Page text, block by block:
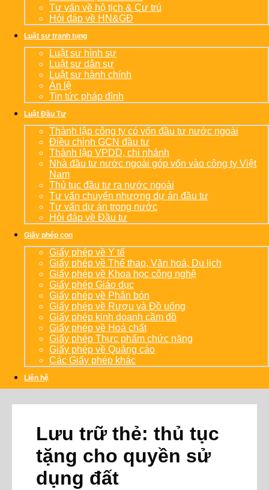
Tư vấn về hộ tịch & Cư trú
Hỏi đáp về HN&GĐ
Luật sư tranh tụng
Luật sư hình sự
Luật sư dân sự
Luật sư hành chính
Án lệ
Tin tức pháp đình
Luật Đầu Tư
Thành lập công ty có vốn đầu tư nước ngoài
Điều chỉnh GCN đầu tư
Thành lập VPDD, chi nhánh
Nhà đầu tư nước ngoài góp vốn vào công ty Việt
Nam
Thủ tục đầu tư ra nước ngoài
Tư vấn chuyển nhượng dự án đầu tư
Tư vấn dự án trong nước
Hỏi đáp về Đầu tư
Giấy phép con
Giấy phép về Y tế
Giấy phép về Thể thao, Văn hoá, Du lịch
Giấy phép về Khoa học công nghệ
Giấy phép Giáo dục
Giấy phép về Phân bón
Giấy phép về Rượu và Đồ uống
Giấy phép kinh doanh cầm đồ
Giấy phép về Hoá chất
Giấy phép Thực phẩm chức năng
Giấy phép về Quảng cáo
Các Giấy phép khác
Liên hệ
Lưu trữ thẻ: thủ tục
tặng cho quyền sử
dụng đất